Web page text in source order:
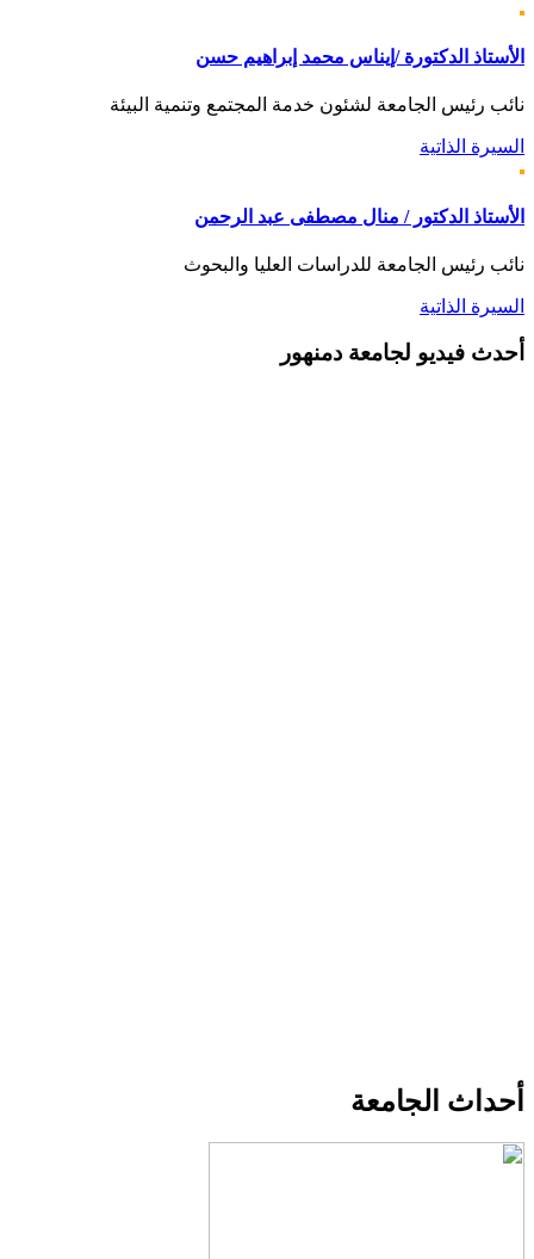
الأستاذ الدكتورة /إيناس محمد إبراهيم حسن
نائب رئيس الجامعة لشئون خدمة المجتمع وتنمية البيئة
السيرة الذاتية
الأستاذ الدكتور / منال مصطفى عبد الرحمن
نائب رئيس الجامعة للدراسات العليا والبحوث
السيرة الذاتية
أحدث فيديو لجامعة دمنهور
أحداث الجامعة